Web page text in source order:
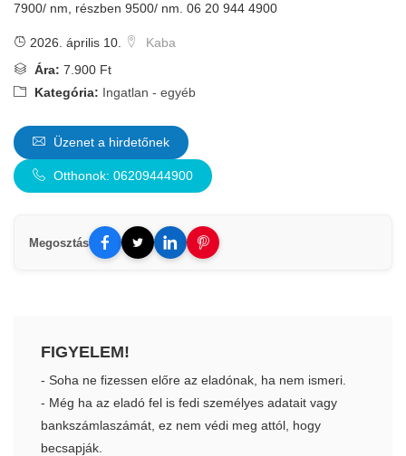
7900/ nm, részben 9500/ nm. 06 20 944 4900
2026. április 10.
Kaba
Ára: 7.900 Ft
Kategória: Ingatlan - egyéb
Üzenet a hirdetőnek
Otthonok: 06209444900
Megosztás
FIGYELEM!
- Soha ne fizessen előre az eladónak, ha nem ismeri.
- Még ha az eladó fel is fedi személyes adatait vagy
bankszámlaszámát, ez nem védi meg attól, hogy
becsapják.